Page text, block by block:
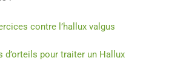
contre l’hallux valgus
d’orteils pour traiter un Hallux